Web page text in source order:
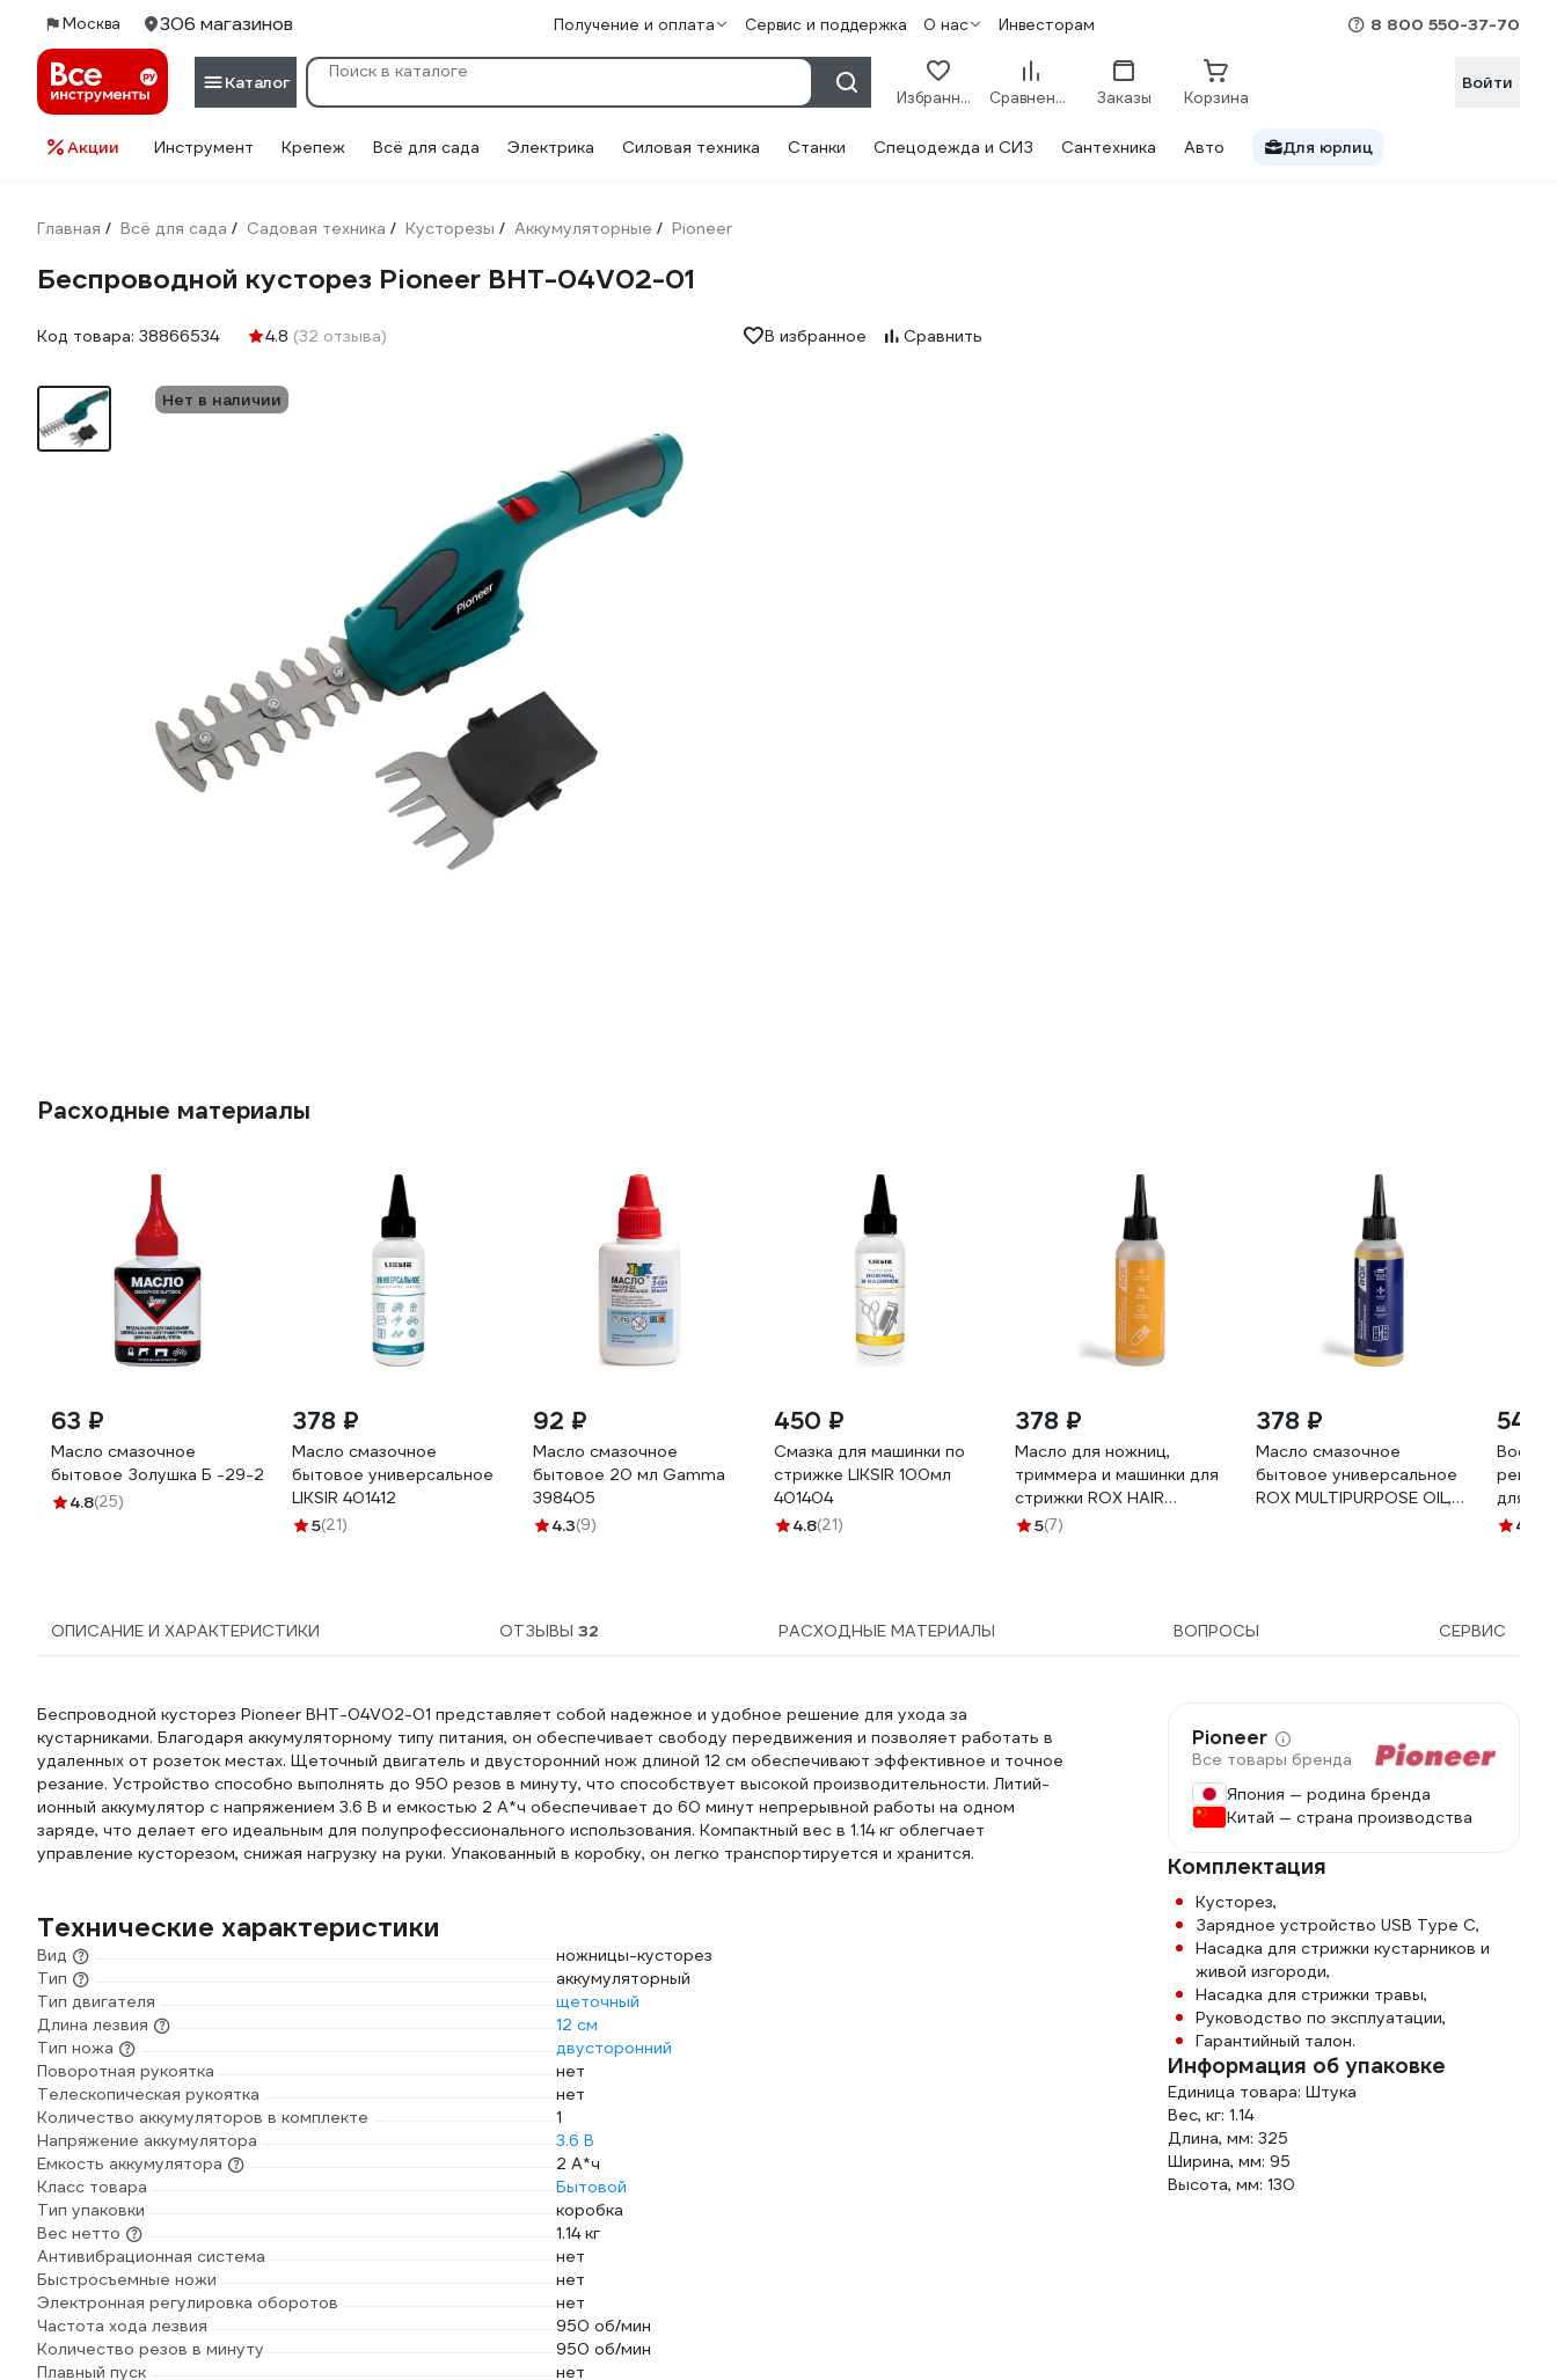
Москва 306 магазинов Получение и оплата Сервис и поддержка О нас Инвесторам 8 800 550-37-70
Каталог
Избранное Сравнение Заказы Корзина
Войти
Акции Инструмент Крепеж Всё для сада Электрика Силовая техника Станки Спецодежда и СИЗ Сантехника Авто Для юрлиц
Главная / Всё для сада / Садовая техника / Кусторезы / Аккумуляторные / Pioneer
Беспроводной кусторез Pioneer BHT-04V02-01
Код товара: 38866534 4.8 (32 отзыва) В избранное Сравнить
Нет в наличии
Расходные материалы
63 ₽
Масло смазочное
бытовое Золушка Б -29-2
4.8(25)
378 ₽
Масло смазочное
бытовое универсальное
LIKSIR 401412
5(21)
92 ₽
Масло смазочное
бытовое 20 мл Gamma
398405
4.3(9)
450 ₽
Смазка для машинки по
стрижке LIKSIR 100мл
401404
4.8(21)
378 ₽
Масло для ножниц,
триммера и машинки для
стрижки ROX HAIR
CLIPPER BLADE OIL, 100
5(7)
378 ₽
Масло смазочное
бытовое универсальное
ROX MULTIPURPOSE OIL,
54 ₽
для
100мл
4.6
ОПИСАНИЕ И ХАРАКТЕРИСТИКИ ОТЗЫВЫ 32 РАСХОДНЫЕ МАТЕРИАЛЫ ВОПРОСЫ СЕРВИС
Беспроводной кусторез Pioneer BHT-04V02-01 представляет собой надежное и удобное решение для ухода за
кустарниками. Благодаря аккумуляторному типу питания, он обеспечивает свободу передвижения и позволяет работать в
удаленных от розеток местах. Щеточный двигатель и двусторонний нож длиной 12 см обеспечивают эффективное и точное
резание. Устройство способно выполнять до 950 резов в минуту, что способствует высокой производительности. Литий-
ионный аккумулятор с напряжением 3.6 В и емкостью 2 А*ч обеспечивает до 60 минут непрерывной работы на одном
заряде, что делает его идеальным для полупрофессионального использования. Компактный вес в 1.14 кг облегчает
управление кусторезом, снижая нагрузку на руки. Упакованный в коробку, он легко транспортируется и хранится.
Технические характеристики
Вид
ножницы-кусторез
Тип
аккумуляторный
Тип двигателя
щеточный
Длина лезвия
12 см
Тип ножа
двусторонний
Поворотная рукоятка
нет
Телескопическая рукоятка
нет
Количество аккумуляторов в комплекте
1
Напряжение аккумулятора
3.6 В
Емкость аккумулятора
2 А*ч
Класс товара
Бытовой
Тип упаковки
коробка
Вес нетто
1.14 кг
Антивибрационная система
нет
Быстросъемные ножи
нет
Электронная регулировка оборотов
нет
Частота хода лезвия
950 об/мин
Количество резов в минуту
950 об/мин
Плавный пуск
нет
Pioneer
Все товары бренда
Япония — родина бренда
Китай — страна производства
Комплектация
Кусторез,
Зарядное устройство USB Type C,
Насадка для стрижки кустарников и
живой изгороди,
Насадка для стрижки травы,
Руководство по эксплуатации,
Гарантийный талон.
Информация об упаковке
Единица товара: Штука
Вес, кг: 1.14
Длина, мм: 325
Ширина, мм: 95
Высота, мм: 130